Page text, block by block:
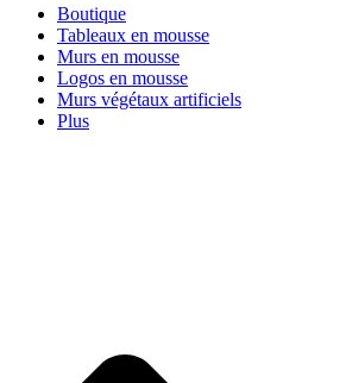
Boutique
Tableaux en mousse
Murs en mousse
Logos en mousse
Murs végétaux artificiels
Plus